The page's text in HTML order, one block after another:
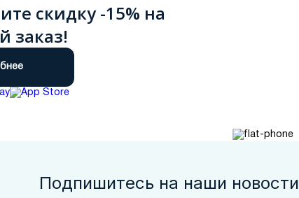
скидку -15% на
заказ!
Подпишитесь на наши новости